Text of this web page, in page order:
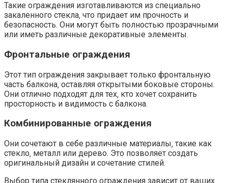
Такие ограждения изготавливаются из специально
закаленного стекла‚ что придает им прочность и
безопасность.​ Они могут быть полностью прозрачными
или иметь различные декоративные элементы.​
Фронтальные ограждения
Этот тип ограждения закрывает только фронтальную
часть балкона‚ оставляя открытыми боковые стороны.​
Они отлично подходят для тех‚ кто хочет сохранить
просторность и видимость с балкона.​
Комбинированные ограждения
Они сочетают в себе различные материалы‚ такие как
стекло‚ металл или дерево.​ Это позволяет создать
оригинальный дизайн и сочетание стилей.​
Выбор типа стеклянного ограждения зависит от ваших